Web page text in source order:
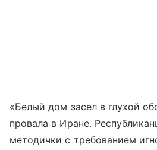
«Белый дом засел в глухой
провала в Иране.
методички с требованием